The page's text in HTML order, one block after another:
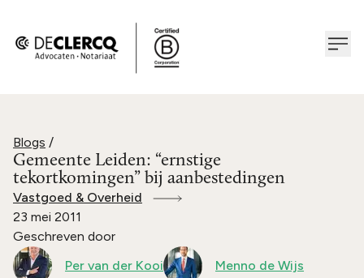
Blogs /
Gemeente Leiden: “ernstige
tekortkomingen” bij aanbestedingen
Vastgoed & Overheid
23 mei 2011
Geschreven door
Per van der Kooi
Menno de Wijs